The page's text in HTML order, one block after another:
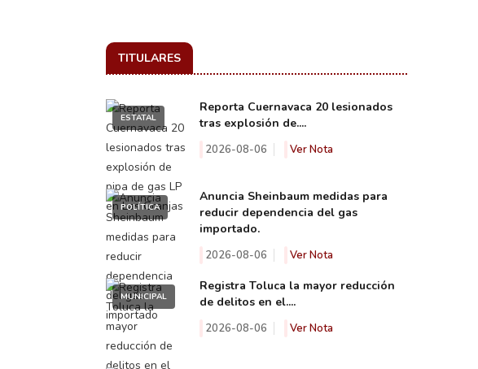
TITULARES
ESTATAL
Reporta Cuernavaca 20 lesionados
tras explosión de....
2026-08-06 Ver Nota
POLÍTICA
Anuncia Sheinbaum medidas para
reducir dependencia del gas
importado.
2026-08-06 Ver Nota
MUNICIPAL
Registra Toluca la mayor reducción
de delitos en el....
2026-08-06 Ver Nota